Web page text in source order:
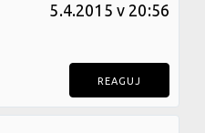
5.4.2015 v 20:56
REAGUJ